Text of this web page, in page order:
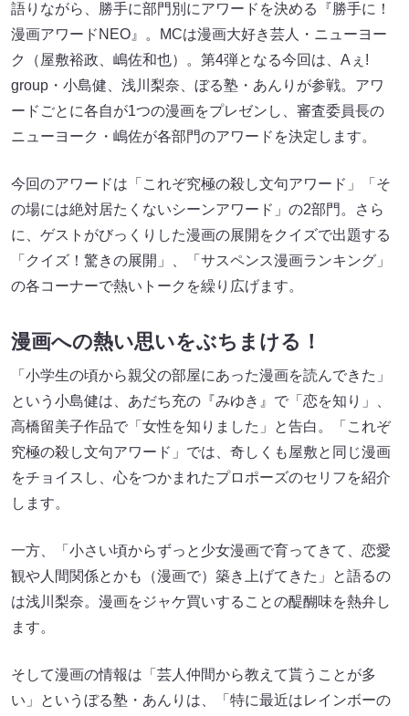
語りながら、勝手に部門別にアワードを決める『勝手に！
漫画アワードNEO』。MCは漫画大好き芸人・ニューヨー
ク（屋敷裕政、嶋佐和也）。第4弾となる今回は、Aぇ!
group・小島健、浅川梨奈、ぼる塾・あんりが参戦。アワ
ードごとに各自が1つの漫画をプレゼンし、審査委員長の
ニューヨーク・嶋佐が各部門のアワードを決定します。
今回のアワードは「これぞ究極の殺し文句アワード」「そ
の場には絶対居たくないシーンアワード」の2部門。さら
に、ゲストがびっくりした漫画の展開をクイズで出題する
「クイズ！驚きの展開」、「サスペンス漫画ランキング」
の各コーナーで熱いトークを繰り広げます。
漫画への熱い思いをぶちまける！
「小学生の頃から親父の部屋にあった漫画を読んできた」
という小島健は、あだち充の『みゆき』で「恋を知り」、
高橋留美子作品で「女性を知りました」と告白。「これぞ
究極の殺し文句アワード」では、奇しくも屋敷と同じ漫画
をチョイスし、心をつかまれたプロポーズのセリフを紹介
します。
一方、「小さい頃からずっと少女漫画で育ってきて、恋愛
観や人間関係とかも（漫画で）築き上げてきた」と語るの
は浅川梨奈。漫画をジャケ買いすることの醍醐味を熱弁し
ます。
そして漫画の情報は「芸人仲間から教えて貰うことが多
い」というぼる塾・あんりは、「特に最近はレインボーの